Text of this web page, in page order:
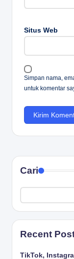
Situs Web
Simpan nama,
untuk komentar
Cari
Recent
TikTok,